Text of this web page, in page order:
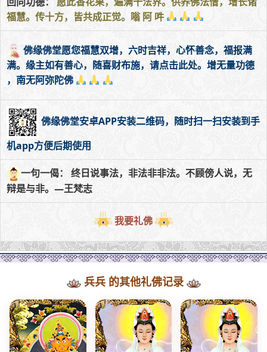
福慧。传十方，皆共成正觉。嗡 阿 吽
佛缘佛堂愿您福慧双增，六时吉祥，心怀善念，福报满
满。缘主如有善心，随喜财布施，请点击此处。增无量功德
，南无阿弥陀佛
佛缘佛堂安卓APP安装二维码，随时扫一扫安装到手
机app方便后期使用
一句一偈： 终日说事法，非法非非法。不顾傍人说，无
辩是与非。—王梵志
我要礼佛
兵兵 的其他礼佛记录